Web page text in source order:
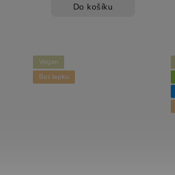
Do košíku
Vegan
Bez lepku